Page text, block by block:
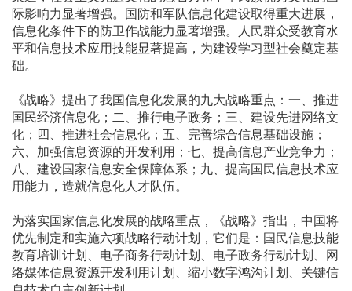
际影响力显著增强。国防和军队信息化建设取得重大进展，
信息化条件下的防卫作战能力显著增强。人民群众受教育水
平和信息技术应用技能显著提高，为建设学习型社会奠定基
础。
《战略》提出了我国信息化发展的九大战略重点：一、推进
国民经济信息化；二、推行电子政务；三、建设先进网络文
化；四、推进社会信息化；五、完善综合信息基础设施；
六、加强信息资源的开发利用；七、提高信息产业竞争力；
八、建设国家信息安全保障体系；九、提高国民信息技术应
用能力，造就信息化人才队伍。
为落实国家信息化发展的战略重点，《战略》指出，中国将
优先制定和实施六项战略行动计划，它们是：国民信息技能
教育培训计划、电子商务行动计划、电子政务行动计划、网
络媒体信息资源开发利用计划、缩小数字鸿沟计划、关键信